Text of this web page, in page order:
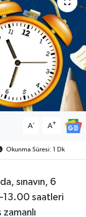
A- A+
Okunma Süresi: 1 Dk
sınavın, 6
saatleri